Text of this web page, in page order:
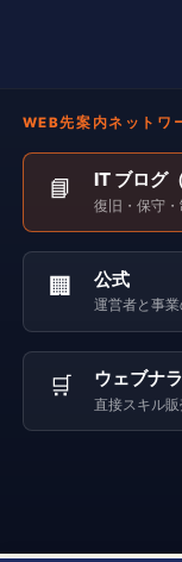
WEB先案内ネットワ
📘 IT ブログ
復旧・保守
🏢 公式
運営者と事業
🛒 ウェブナラ
直接スキル